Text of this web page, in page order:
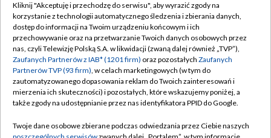
TVP
Abonament TVP
Emisja w TVP
Centrum informacji TVP
Naziemna Telewizja Cyfrowa
Rada Programowa
Regulamin TVP
Polityka prywatności
Moje zgody
Pomoc
Kliknij "Akceptuję i przechodzę do serwisu", aby wyrazić zgody na
korzystanie z technologii automatycznego śledzenia i zbierania danych,
dostęp do informacji na Twoim urządzeniu końcowym i ich
przechowywanie oraz na przetwarzanie Twoich danych osobowych przez
nas, czyli Telewizję Polską S.A. w likwidacji (zwaną dalej również „TVP”),
Zaufanych Partnerów z IAB* (1201 firm) oraz pozostałych Zaufanych
Partnerów TVP (93 firm), w celach marketingowych (w tym do
zautomatyzowanego dopasowania reklam do Twoich zainteresowań i
mierzenia ich skuteczności) i pozostałych, które wskazujemy poniżej, a
także zgody na udostępnianie przez nas identyfikatora PPID do Google.
Twoje dane osobowe zbierane podczas odwiedzania przez Ciebie naszych